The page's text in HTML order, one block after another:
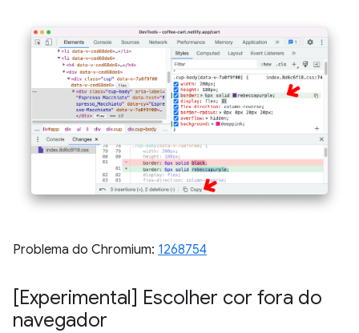
Problema do Chromium: 1268754
[Experimental] Escolher cor fora do
navegador